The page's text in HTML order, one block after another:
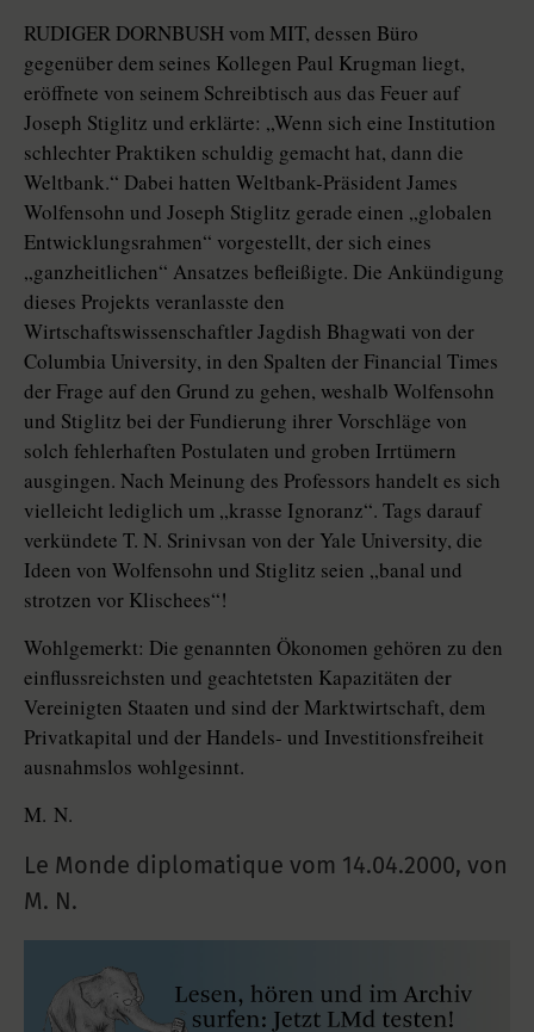
RUDIGER DORNBUSH vom MIT, dessen Büro
gegenüber dem seines Kollegen Paul Krugman liegt,
eröffnete von seinem Schreibtisch aus das Feuer auf
Joseph Stiglitz und erklärte: „Wenn sich eine Institution
schlechter Praktiken schuldig gemacht hat, dann die
Weltbank.“ Dabei hatten Weltbank-Präsident James
Wolfensohn und Joseph Stiglitz gerade einen „globalen
Entwicklungsrahmen“ vorgestellt, der sich eines
„ganzheitlichen“ Ansatzes befleißigte. Die Ankündigung
dieses Projekts veranlasste den
Wirtschaftswissenschaftler Jagdish Bhagwati von der
Columbia University, in den Spalten der Financial Times
der Frage auf den Grund zu gehen, weshalb Wolfensohn
und Stiglitz bei der Fundierung ihrer Vorschläge von
solch fehlerhaften Postulaten und groben Irrtümern
ausgingen. Nach Meinung des Professors handelt es sich
vielleicht lediglich um „krasse Ignoranz“. Tags darauf
verkündete T. N. Srinivsan von der Yale University, die
Ideen von Wolfensohn und Stiglitz seien „banal und
strotzen vor Klischees“!
Wohlgemerkt: Die genannten Ökonomen gehören zu den
einflussreichsten und geachtetsten Kapazitäten der
Vereinigten Staaten und sind der Marktwirtschaft, dem
Privatkapital und der Handels- und Investitionsfreiheit
ausnahmslos wohlgesinnt.
M. N.
Le Monde diplomatique vom 14.04.2000, von
M. N.